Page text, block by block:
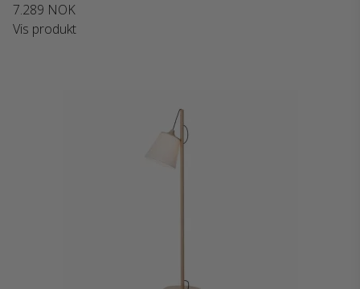
7.289 NOK
Vis produkt